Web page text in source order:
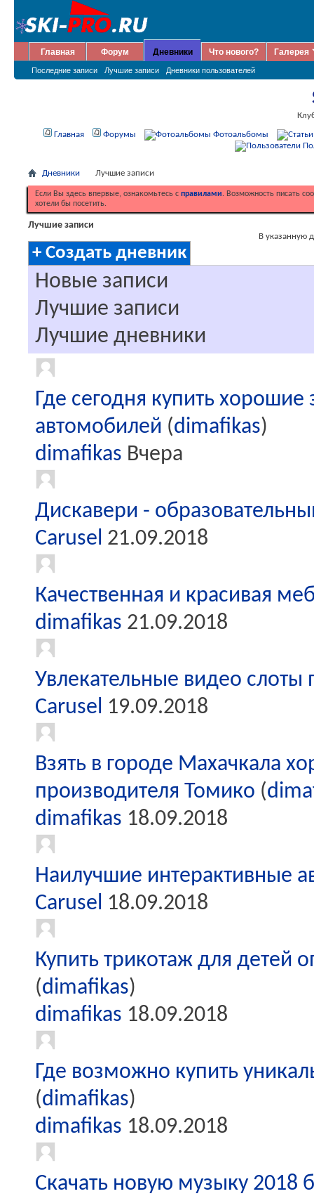
Главная Форум Дневники
Последние записи Лучшие записи Дневники пользователей
Что нового? Галерея
Главная Форумы
Фотоальбомы
Дневники Лучшие записи
Если Вы здесь впервые, ознакомьтесь с правилами. Возможность писать
хотели бы посетить.
Лучшие записи
В указанную
+ Создать дневник
Новые записи
Лучшие записи
Лучшие дневники
Где сегодня купить
автомобилей (dimafikas)
dimafikas Вчера
Дискавери -
Carusel 21.09.2018
Качественная и красивая
dimafikas 21.09.2018
Увлекательные видео слоты
Carusel 19.09.2018
Взять в городе Махачкала
производителя Томико (
dimafikas 18.09.2018
Наилучшие интерактивные
Carusel 18.09.2018
Купить трикотаж для детей
(dimafikas)
dimafikas 18.09.2018
Где возможно купить
(dimafikas)
dimafikas 18.09.2018
Скачать новую музыку 2018